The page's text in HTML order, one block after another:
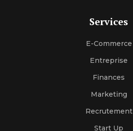
Services
E-Commerce
Entreprise
Finances
Marketing
Recrutement
Start Up